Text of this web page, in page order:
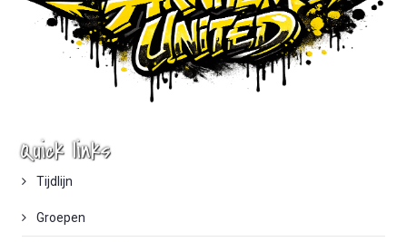
Quick links
Tijdlijn
Groepen